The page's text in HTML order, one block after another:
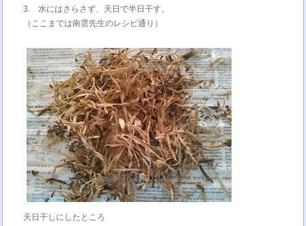
3. 水にはさらさず、天日で半日干す。
（ここまでは南雲先生のレシピ通り）
天日干しにしたところ